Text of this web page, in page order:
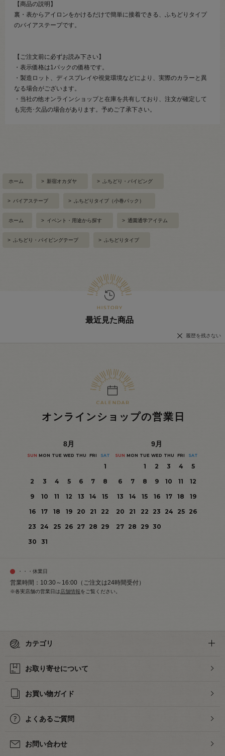
【商品の説明】
裏・表からアイロンをかけるだけで簡単に接着できる、ふちどりタイプ
のバイアステープです。
【ご注文前に必ずお読み下さい】
・表示価格は1パックの価格です。
・製造ロット、ディスプレイや視覚環境などにより、実際のカラーと異
なる場合がございます。
・当社の他オンラインショップと在庫を共有しており、注文が確定して
も完売･欠品の場合があります。予めご了承下さい。
ホーム > 新宿オカダヤ > ふちどり・パイピング
> バイアステープ > ふちどりタイプ（小巻パック）
ホーム > イベント・用途から探す > 通園通学アイテム
> ふちどり・パイピングテープ > ふちどりタイプ
最近見た商品
履歴を残さない
オンラインショップの営業日
8月
SUN MON TUE WED THU FRI SAT
1
2
3 4 5 6 7
8
9
10 11 12 13 14
15
16
17 18 19 20 21
22
23
24 25 26 27 28 29
30
31
9月
SUN MON TUE WED THU FRI SAT
1 2 3 4
5
6
7 8 9 10 11
12
13
14 15 16 17 18
19
20
21 22 23 24 25
26
27 28 29 30
・・・休業日
営業時間：10:30～16:00（ご注文は24時間受付）
※各実店舗の営業日は 店舗情報をご覧ください。
カテゴリ
お取り寄せについて
お買い物ガイド
よくあるご質問
お問い合わせ